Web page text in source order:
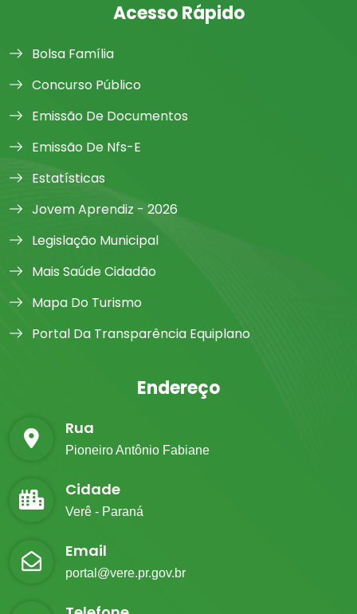
Acesso Rápido
Bolsa Família
Concurso Público
Emissão De Documentos
Emissão De Nfs-E
Estatísticas
Jovem Aprendiz - 2026
Legislação Municipal
Mais Saúde Cidadão
Mapa Do Turismo
Portal Da Transparência Equiplano
Endereço
Rua
Pioneiro Antônio Fabiane
Cidade
Verê - Paraná
Email
portal@vere.pr.gov.br